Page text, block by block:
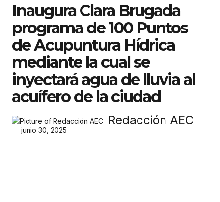
Inaugura Clara Brugada
programa de 100 Puntos
de Acupuntura Hídrica
mediante la cual se
inyectará agua de lluvia al
acuífero de la ciudad
Redacción AEC
junio 30, 2025